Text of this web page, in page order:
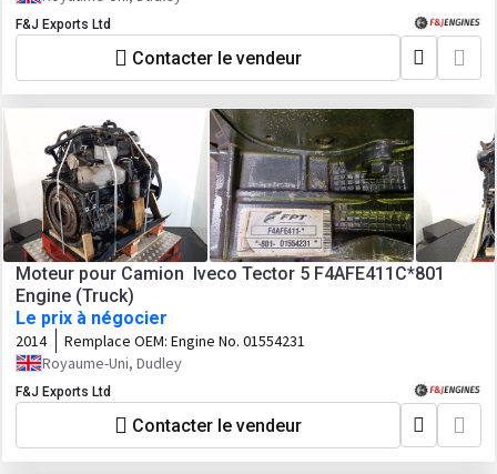
F&J Exports Ltd
Contacter le vendeur
Moteur pour Camion Iveco Tector 5 F4AFE411C*801
Engine (Truck)
Le prix à négocier
2014 Remplace OEM: Engine No. 01554231
Royaume-Uni, Dudley
F&J Exports Ltd
Contacter le vendeur